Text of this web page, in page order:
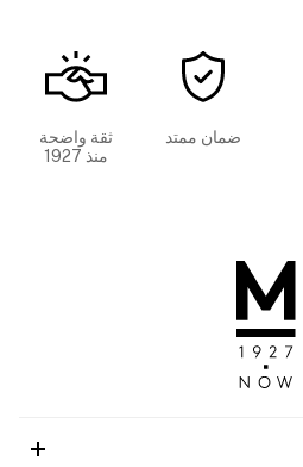
ضمان ممتد
ثقة واضحة
منذ 1927